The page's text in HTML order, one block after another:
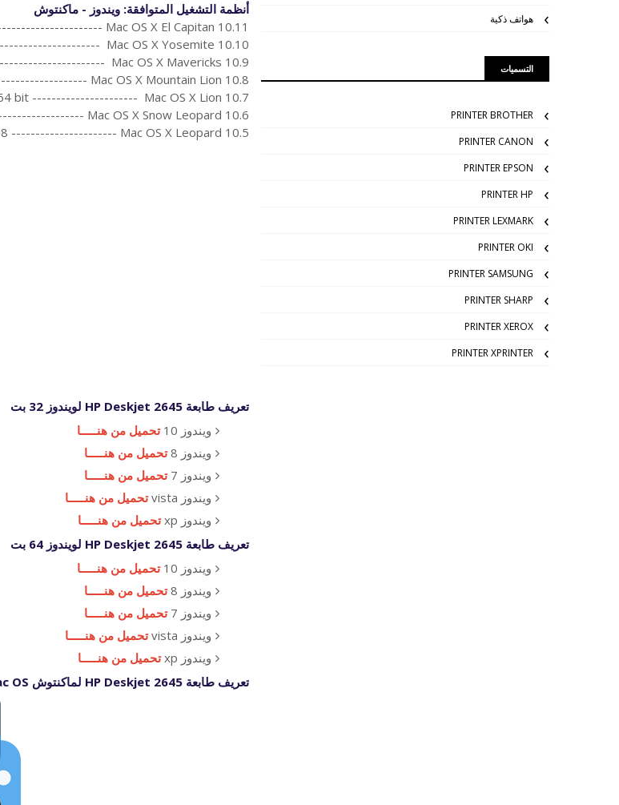
أنظمة التشغيل المتوافقة: ويندوز - ماكنتوش
Mac OS X El Capitan 10.11
Mac OS X Yosemite 10.10
Mac OS X Mavericks 10.9
Mac OS X Mountain Lion 10.8
bit ---------------------- Mac OS X Lion 10.7
Mac OS X Snow Leopard 10.6
---------------------- Mac OS X Leopard 10.5
تعريف طابعة HP Deskjet 2645 لويندوز 32 بت
ويندوز 10
تحميل من هنـــــا
ويندوز 8
تحميل من هنـــــا
ويندوز 7
تحميل من هنـــــا
ويندوز vista
تحميل من هنـــــا
ويندوز xp
تحميل من هنـــــا
تعريف طابعة HP Deskjet 2645 لويندوز 64 بت
ويندوز 10
تحميل من هنـــــا
ويندوز 8
تحميل من هنـــــا
ويندوز 7
تحميل من هنـــــا
ويندوز vista
تحميل من هنـــــا
ويندوز xp
تحميل من هنـــــا
تعريف طابعة HP Deskjet 2645 لماكنتوش Mac OS
هواتف ذكية
التسميات
PRINTER BROTHER
PRINTER CANON
PRINTER EPSON
PRINTER HP
PRINTER LEXMARK
PRINTER OKI
PRINTER SAMSUNG
PRINTER SHARP
PRINTER XEROX
PRINTER XPRINTER